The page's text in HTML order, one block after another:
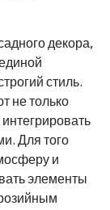
декора,
стиль.
не только
Для того
и
элементы